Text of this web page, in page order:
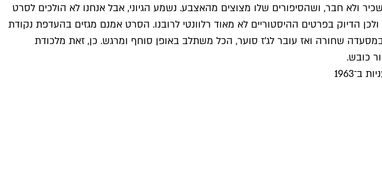
ולא חבר, ושהסיפורים שלו מצוצים מהאצבע. נשמע הגיוני, אבל אנחנו לא הולכים לסרט
הדיוק בפרטים ההיסטוריים לא מאוד רלוונטי לרובנו. הסרט אמנם מגזים בהעדפת נקודת
שחורה ואז עובר לג'ז סוער, הכל משתלב באופן סוחף ומרגש. כן, זאת מלכודת
כובש.